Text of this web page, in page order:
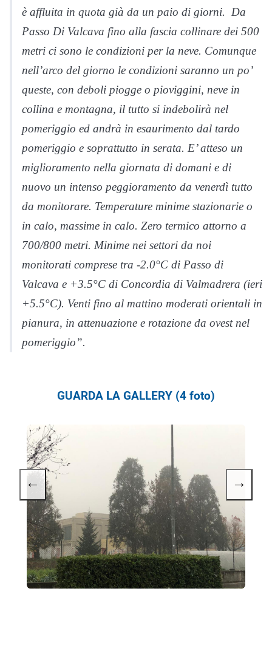
è affluita in quota già da un paio di giorni. Da
Passo Di Valcava fino alla fascia collinare dei 500
metri ci sono le condizioni per la neve. Comunque
nell’arco del giorno le condizioni saranno un po’
queste, con deboli piogge o pioviggini, neve in
collina e montagna, il tutto si indebolirà nel
pomeriggio ed andrà in esaurimento dal tardo
pomeriggio e soprattutto in serata. E’ atteso un
miglioramento nella giornata di domani e di
nuovo un intenso peggioramento da venerdì tutto
da monitorare. Temperature minime stazionarie o
in calo, massime in calo. Zero termico attorno a
700/800 metri. Minime nei settori da noi
monitorati comprese tra -2.0°C di Passo di
Valcava e +3.5°C di Concordia di Valmadrera (ieri
+5.5°C). Venti fino al mattino moderati orientali in
pianura, in attenuazione e rotazione da ovest nel
pomeriggio”.
GUARDA LA GALLERY (4 foto)
← →